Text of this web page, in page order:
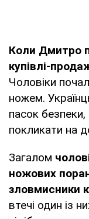
Коли Дмитро
купівлі-
Чоловіки
ножем.
пасок безпеки,
покликати на
Загалом
ножових
зловмисники
втечі один із